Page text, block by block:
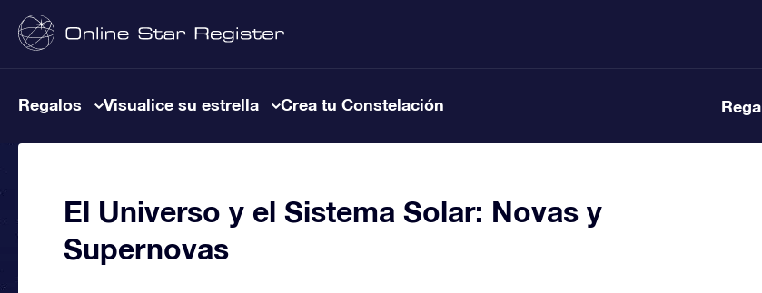
Regalos Visualice su estrella Crea tu Constelación
El Universo y el Sistema Solar: Novas y
Supernovas